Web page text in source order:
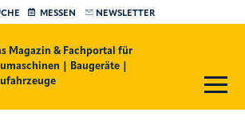
MESSEN NEWSLETTER
Magazin & Fachportal für
| Baugeräte |